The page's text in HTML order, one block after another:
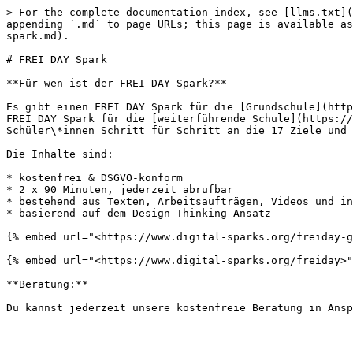
> For the complete documentation index, see
appending `.md` to page URLs; this page is available
spark.md).
# FREI DAY Spark
**Für wen ist der FREI DAY Spark?**
Es gibt einen FREI DAY Spark für die
FREI DAY Spark für die [weiterführende
Schüler\*innen Schritt für Schritt an die 17 Ziele und
Die Inhalte sind:
* kostenfrei & DSGVO-konform
* 2 x 90 Minuten, jederzeit abrufbar
* bestehend aus Texten, Arbeitsaufträgen, Videos und
* basierend auf dem Design Thinking Ansatz
{% embed url="<https://www.digital-sparks.org/freiday-
{% embed url="<https://www.digital-sparks.org/
**Beratung:**